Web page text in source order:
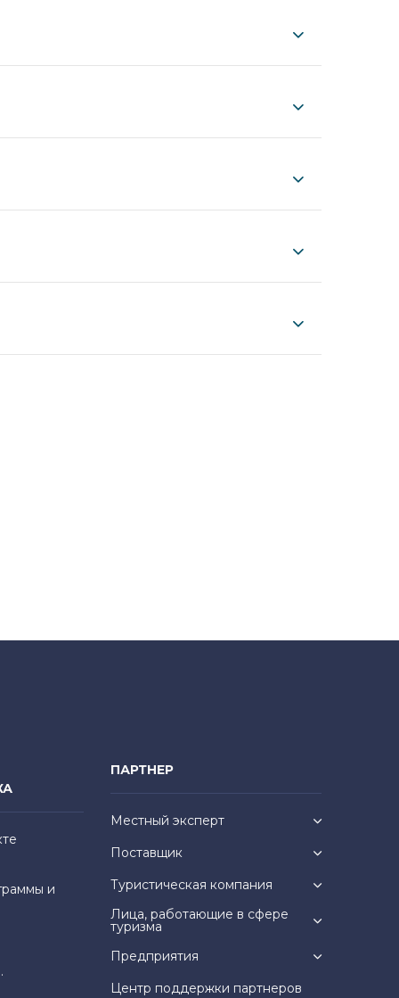
и
ПАРТНЕР
Местный эксперт
Поставщик
Туристическая компания
Лица, работающие в сфере
туризма
Предприятия
Центр поддержки партнеров